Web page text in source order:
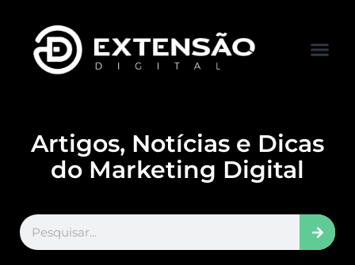
Artigos, Notícias e Dicas
do Marketing Digital